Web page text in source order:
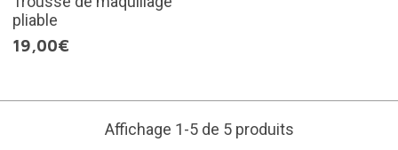
pliable
19,00€
Affichage 1-5 de 5 produits